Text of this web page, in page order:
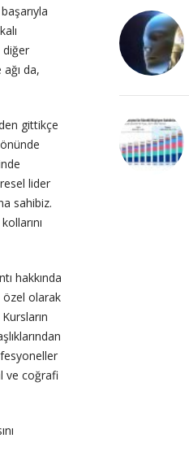
diğer
da,
gittikçe
lider
sahibiz.
hakkında
özel olarak
ve coğrafi